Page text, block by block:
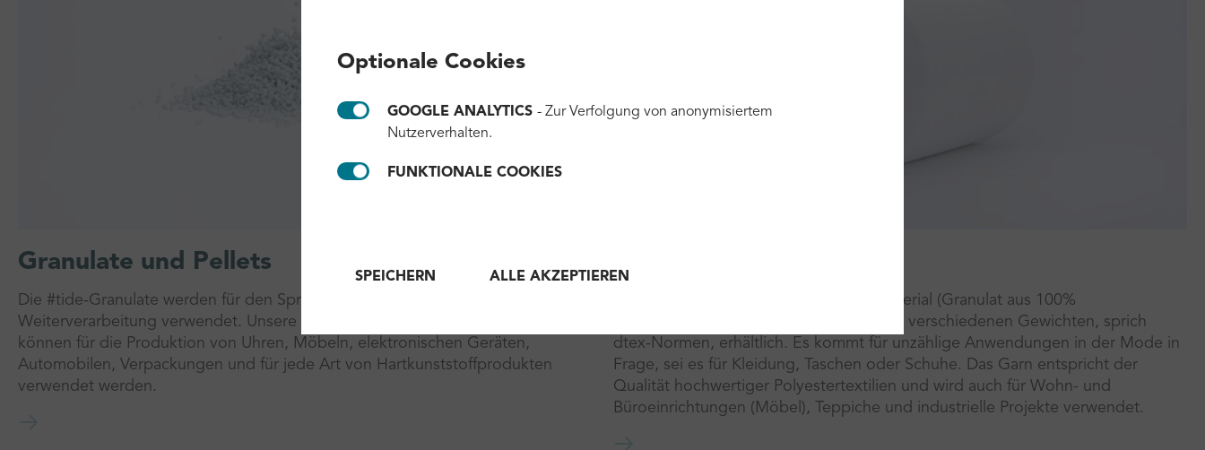
Granulate und Pellets
Die #tide-Granulate werden für den Spritzguss von Kunststoffen und die
Weiterverarbeitung verwendet. Unsere PET-, PP-, HDPE- oder LDPE-Granulate
können für die Produktion von Uhren, Möbeln, elektronischen Geräten,
Automobilen, Verpackungen und für jede Art von Hartkunststoffprodukten
verwendet werden.
Unser Garn besteht aus #tide ocean material (Granulat aus 100%
ozeangebundenem Kunststoff) und ist in verschiedenen Gewichten, sprich
dtex-Normen, erhältlich. Es kommt für unzählige Anwendungen in der Mode in
Frage, sei es für Kleidung, Taschen oder Schuhe. Das Garn entspricht der
Qualität hochwertiger Polyestertextilien und wird auch für Wohn- und
Büroeinrichtungen (Möbel), Teppiche und industrielle Projekte verwendet.
Optionale Cookies
GOOGLE ANALYTICS - Zur Verfolgung von anonymisiertem
Nutzerverhalten.
FUNKTIONALE COOKIES
SPEICHERN ALLE AKZEPTIEREN